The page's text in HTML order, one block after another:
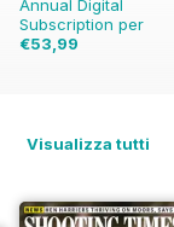
Annual Digital
Subscription per
€53,99
Visualizza tutti